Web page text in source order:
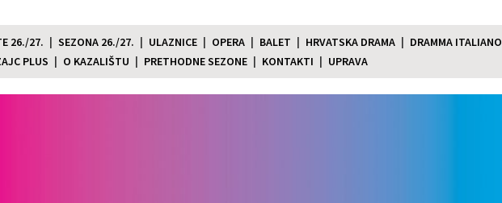
26./27. SEZONA 26./27. ULAZNICE OPERA BALET HRVATSKA DRAMA
DRAMMA ITALIANO
PLUS
O KAZALIŠTU PRETHODNE SEZONE KONTAKTI UPRAVA